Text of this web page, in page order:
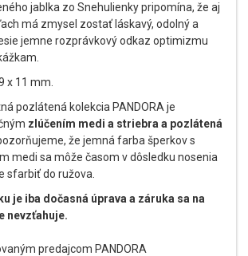
jablka zo Snehulienky pripomína, že aj
má zmysel zostať láskavý, odolný a
jemne rozprávkový odkaz optimizmu
x 11 mm.
pozlátená kolekcia PANDORA je
zlúčením medi a striebra a pozlátená
že jemná farba šperkov s
medi sa môže časom v dôsledku nosenia
sfarbiť do ružova.
je iba dočasná úprava a záruka sa na
nevzťahuje.
predajcom PANDORA